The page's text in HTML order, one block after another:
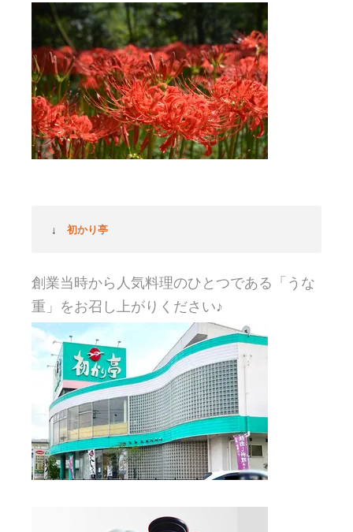
↓ 初かり亭
創業当時から人気料理のひとつである「うな
重」をお召し上がりください♪